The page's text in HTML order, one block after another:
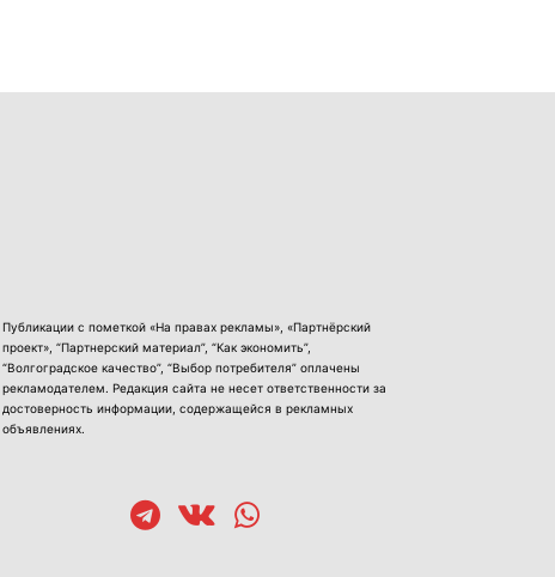
Публикации с пометкой «На правах рекламы», «Партнёрский
проект», “Партнерский материал”, “Как экономить”,
“Волгоградское качество”, “Выбор потребителя” оплачены
рекламодателем. Редакция сайта не несет ответственности за
достоверность информации, содержащейся в рекламных
объявлениях.